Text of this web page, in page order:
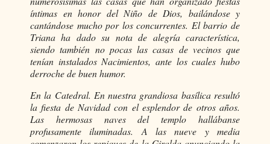
íntimas en honor del Niño de Dios, bailándose y
cantándose mucho por los concurrentes. El barrio de
Triana ha dado su nota de alegría característica,
siendo también no pocas las casas de vecinos que
tenían instalados Nacimientos, ante los cuales hubo
derroche de buen humor.
En la Catedral. En nuestra grandiosa basílica resultó
la fiesta de Navidad con el esplendor de otros años.
Las hermosas naves del templo hallábanse
profusamente iluminadas. A las nueve y media